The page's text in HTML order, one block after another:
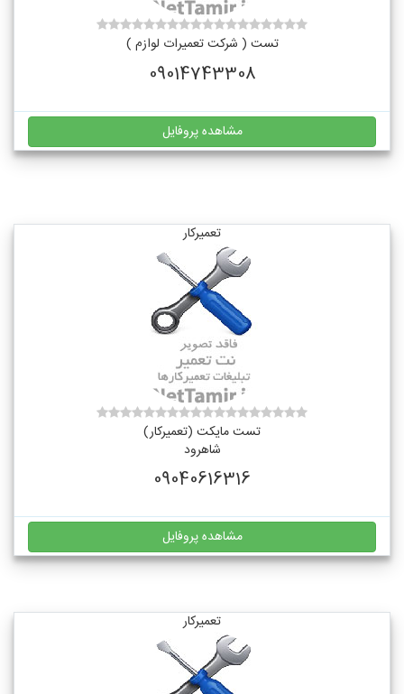
تست ( شرکت تعمیرات لوازم )
09014743308
مشاهده پروفایل
تعمیرکار
تست مایکت (تعمیرکار)
شاهرود
09040616316
مشاهده پروفایل
تعمیرکار